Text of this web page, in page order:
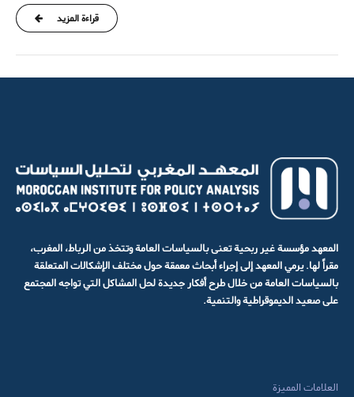
قراءة المزيد
المعهد مؤسسة غير ربحية تعنى بالسياسات العامة وتتخذ من الرباط، المغرب،
مقراً لها. يرمي المعهد إلى إجراء أبحاث معمقة حول مختلف الإشكالات المتعلقة
بالسياسات العامة من خلال طرح أفكار جديدة لحل المشاكل التي تواجه المجتمع
على صعيد الديموقراطية والتنمية.
العلامات المميزة